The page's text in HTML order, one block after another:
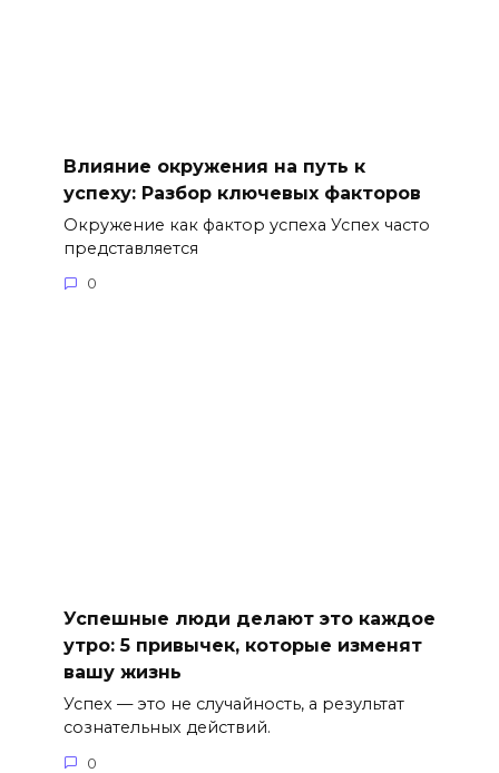
Влияние окружения на путь к
успеху: Разбор ключевых факторов
Окружение как фактор успеха Успех часто
представляется
0
Успешные люди делают это каждое
утро: 5 привычек, которые изменят
вашу жизнь
Успех — это не случайность, а результат
сознательных действий.
0